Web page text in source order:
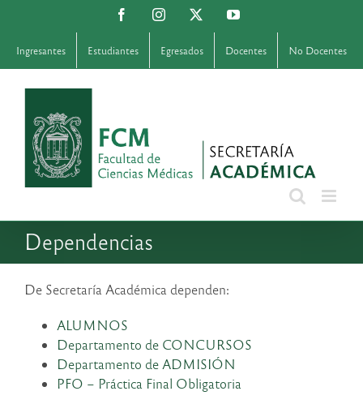
contenido
FacebookInstagram YouTube
Ingresantes Estudiantes Egresados Docentes No Docentes
Dependencias
De Secretaría Académica dependen:
ALUMNOS
Departamento de CONCURSOS
Departamento de ADMISIÓN
PFO – Práctica Final Obligatoria